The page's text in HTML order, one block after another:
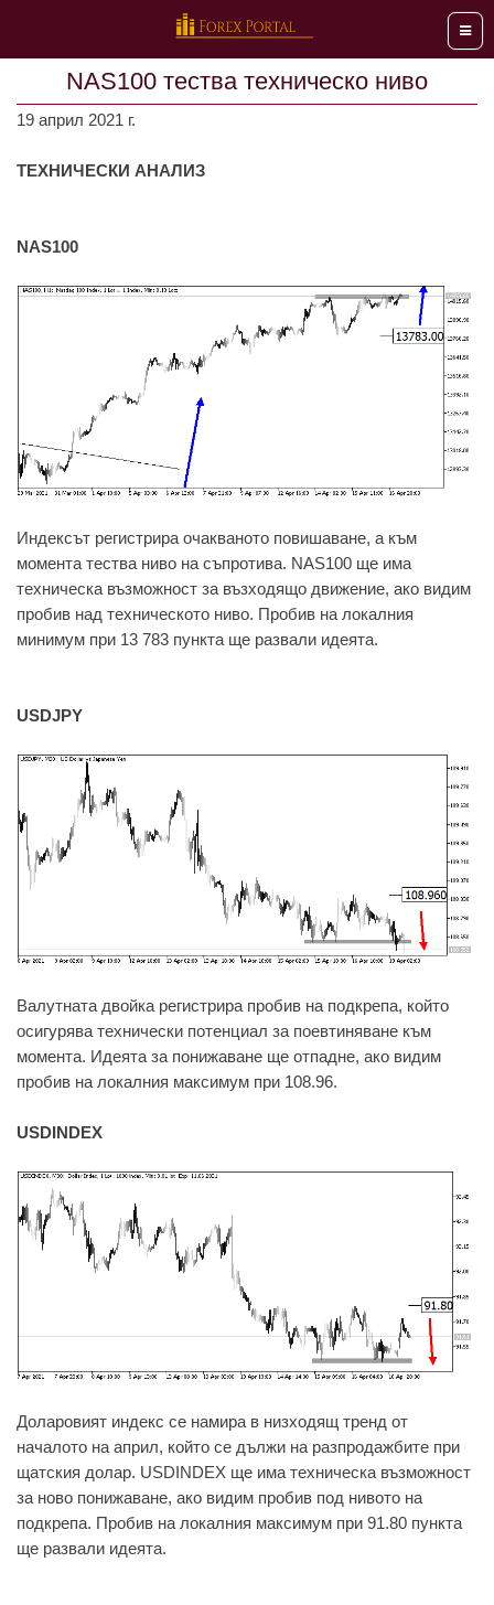
Меню
NAS100 тества техническо ниво
19 април 2021 г.
ТЕХНИЧЕСКИ АНАЛИЗ
NAS100
Индексът регистрира очакваното повишаване, а към
момента тества ниво на съпротива. NAS100 ще има
техническа възможност за възходящо движение, ако видим
пробив над техническото ниво. Пробив на локалния
минимум при 13 783 пункта ще развали идеята.
USDJPY
Валутната двойка регистрира пробив на подкрепа, който
осигурява технически потенциал за поевтиняване към
момента. Идеята за понижаване ще отпадне, ако видим
пробив на локалния максимум при 108.96.
USDINDEX
Доларовият индекс се намира в низходящ тренд от
началото на април, който се дължи на разпродажбите при
щатския долар. USDINDEX ще има техническа възможност
за ново понижаване, ако видим пробив под нивото на
подкрепа. Пробив на локалния максимум при 91.80 пункта
ще развали идеята.